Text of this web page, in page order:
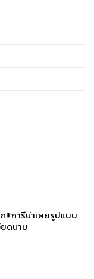
!! การีน่าเผยรูปแบบ
ยดนาม